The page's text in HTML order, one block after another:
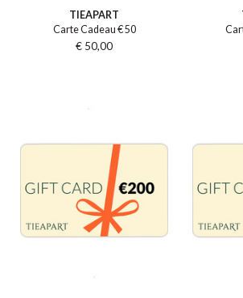
TIEAPART
Carte Cadeau € 50
€ 50,00